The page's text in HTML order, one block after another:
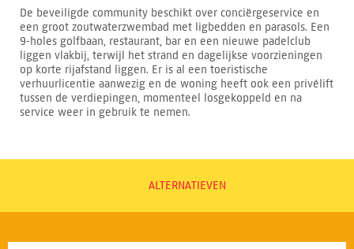
De beveiligde community beschikt over conciërgeservice en
een groot zoutwaterzwembad met ligbedden en parasols. Een
9-holes golfbaan, restaurant, bar en een nieuwe padelclub
liggen vlakbij, terwijl het strand en dagelijkse voorzieningen
op korte rijafstand liggen. Er is al een toeristische
verhuurlicentie aanwezig en de woning heeft ook een privélift
tussen de verdiepingen, momenteel losgekoppeld en na
service weer in gebruik te nemen.
ALTERNATIEVEN